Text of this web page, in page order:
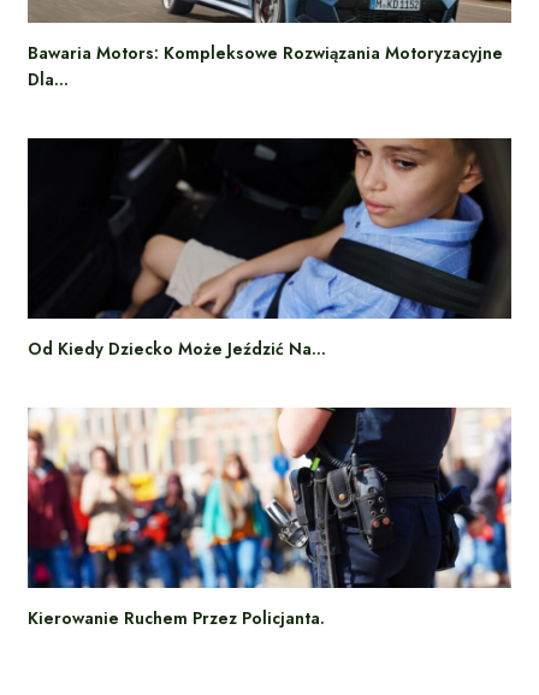
Bawaria Motors: Kompleksowe Rozwiązania Motoryzacyjne
Dla…
Od Kiedy Dziecko Może Jeździć Na…
Kierowanie Ruchem Przez Policjanta.